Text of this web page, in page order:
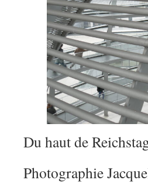
Du haut de
Photographie